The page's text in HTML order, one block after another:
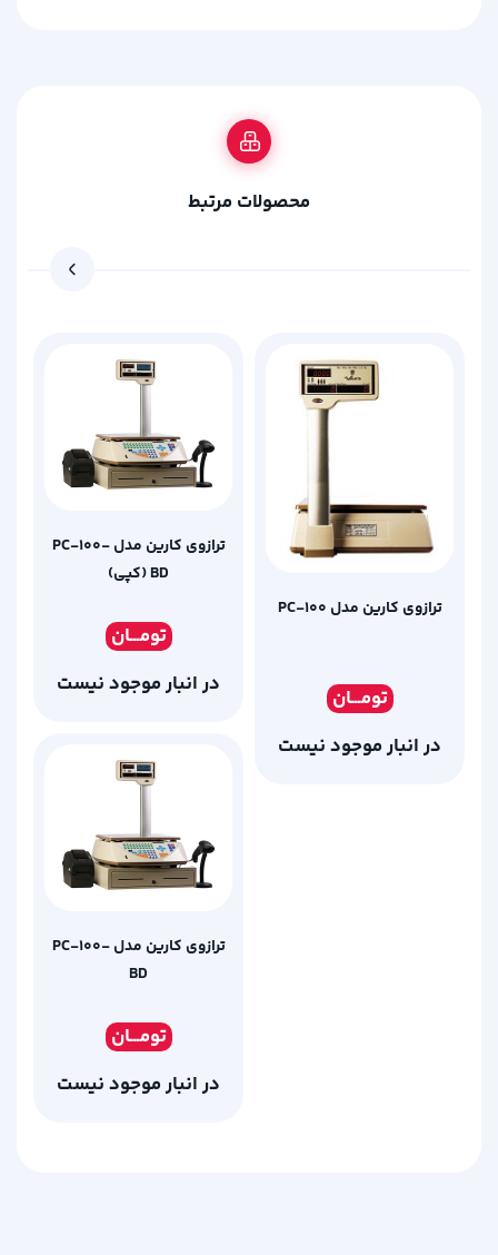
محصولات مرتبط
ترازوی کارین مدل PC-100
تومـــان
در انبار موجود نیست
ترازوی کارین مدل PC-100-
BD (کپی)
تومـــان
در انبار موجود نیست
ترازوی کارین مدل PC-100-
BD
تومـــان
در انبار موجود نیست